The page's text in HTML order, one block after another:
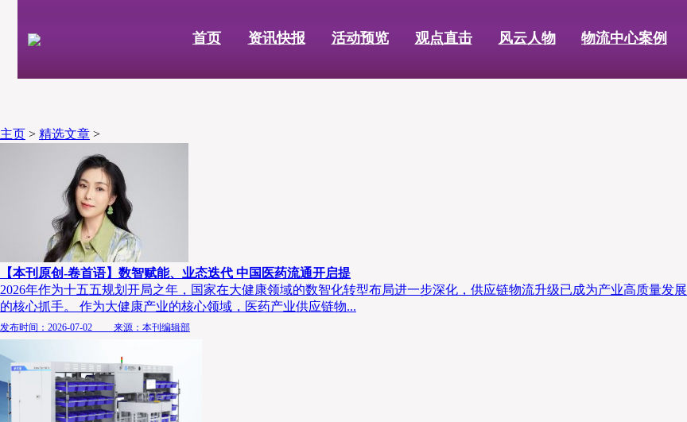
首页 资讯快报 活动预览 观点直击 风云人物 物流中心案例
主页 > 精选文章 >
【本刊原创-卷首语】数智赋能、业态迭代 中国医药流通开启提
2026年作为十五五规划开局之年，国家在大健康领域的数智化转型布局进一步深化，供应链物流升级已成为产业高质量发展
的核心抓手。 作为大健康产业的核心领域，医药产业供应链物...
发布时间：2026-07-02 来源：本刊编辑部